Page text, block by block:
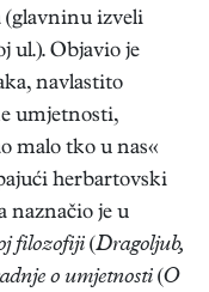
(glavninu izveli
ul.). Objavio je
navlastito
umjetnosti,
malo tko u nas«
herbartovski
naznačio je u
filozofiji (Dragoljub,
o umjetnosti (O